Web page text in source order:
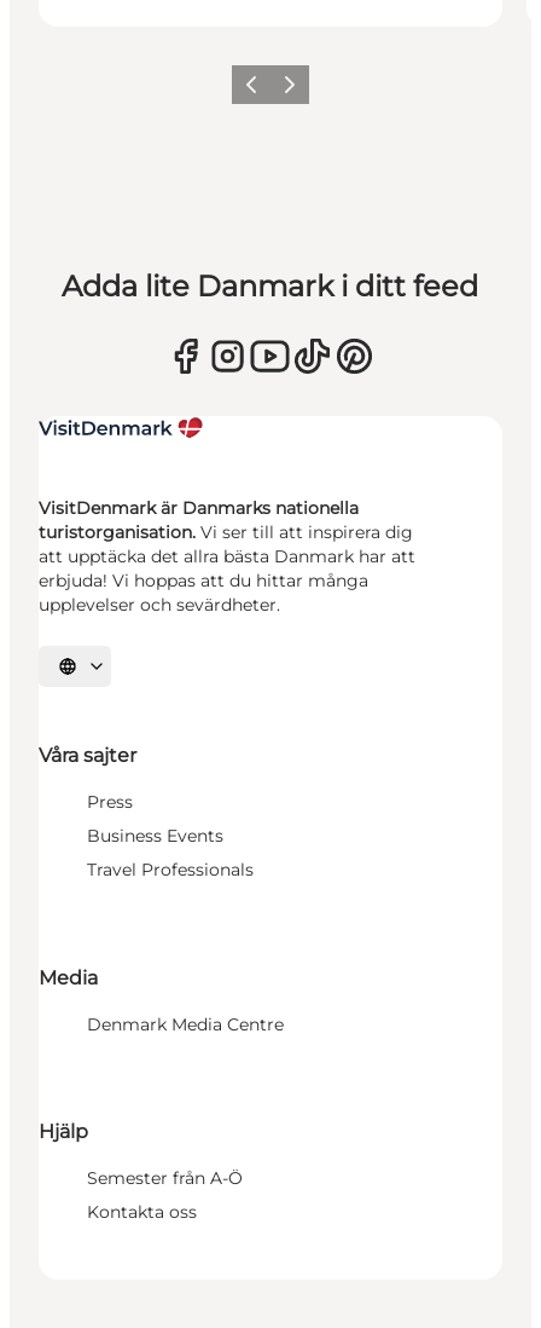
Föregående
Nästa
Adda lite Danmark i ditt feed
VisitDenmark är Danmarks nationella
turistorganisation. Vi ser till att inspirera dig
att upptäcka det allra bästa Danmark har att
erbjuda! Vi hoppas att du hittar många
upplevelser och sevärdheter.
Välj språk
Våra sajter
Press
Business Events
Travel Professionals
Media
Denmark Media Centre
Hjälp
Semester från A-Ö
Kontakta oss